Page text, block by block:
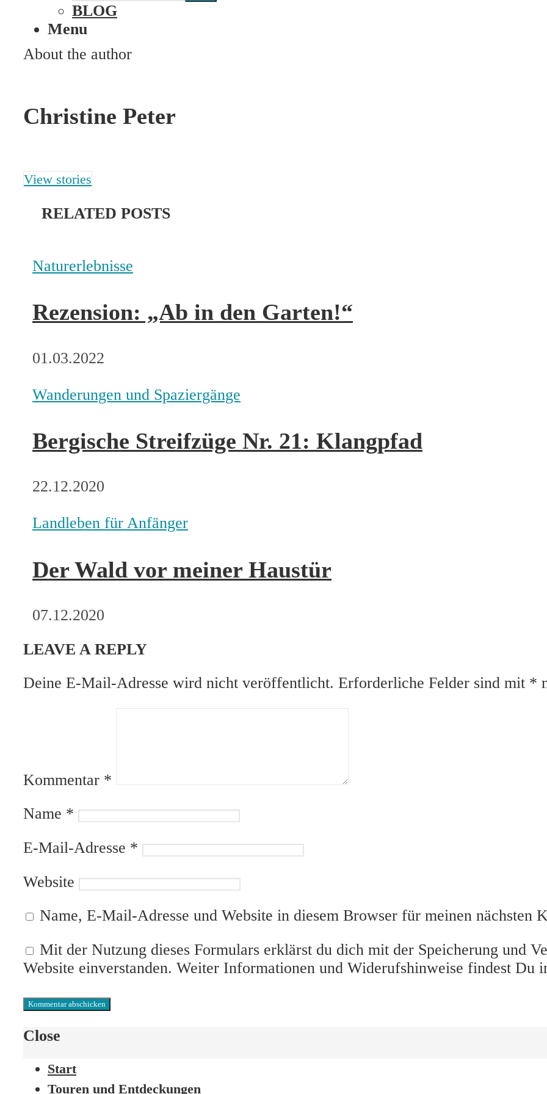
BLOG
Menu
About the author
Christine Peter
View stories
RELATED POSTS
Naturerlebnisse
Rezension: „Ab in den Garten!“
01.03.2022
Wanderungen und Spaziergänge
Bergische Streifzüge Nr. 21: Klangpfad
22.12.2020
Landleben für Anfänger
Der Wald vor meiner Haustür
07.12.2020
LEAVE A REPLY
Deine E-Mail-Adresse wird nicht veröffentlicht. Erforderliche Felder sind mit *
Kommentar *
Name *
E-Mail-Adresse *
Website
Name, E-Mail-Adresse und Website in diesem Browser für meinen nächsten
Mit der Nutzung dieses Formulars erklärst du dich mit der Speicherung und
Website einverstanden. Weiter Informationen und Widerufshinweise findest Du
Close
Start
Touren und Entdeckungen